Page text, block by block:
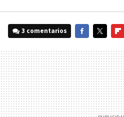
3 comentarios